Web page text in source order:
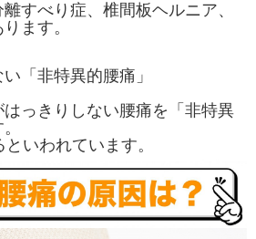
すべり症、椎間板ヘルニア、
ます。
「非特異的腰痛」
っきりしない腰痛を「非特異
いわれています。